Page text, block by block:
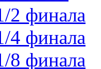
2 финала
4 финала
8 финала